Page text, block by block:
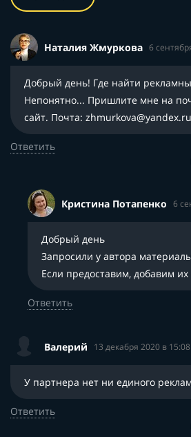
Наталия Жмуркова 6
Добрый день! Где найти
Непонятно... Пришлите мне на
сайт. Почта: zhmurkova@yandex.ru
Ответить
Кристина Потапенко 6
Добрый день
Запросили у автора
Если предоставим, добавим
Ответить
Валерий 13 декабря 2020 в 15:08
У партнера нет ни единого
Ответить